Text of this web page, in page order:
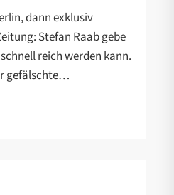
dann exklusiv
Stefan Raab gebe
reich werden kann.
gefälschte…